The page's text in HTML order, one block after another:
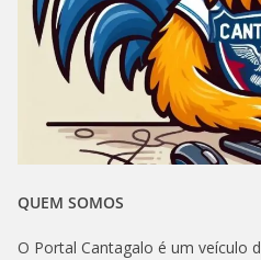
QUEM SOMOS
O Portal Cantagalo é um veículo